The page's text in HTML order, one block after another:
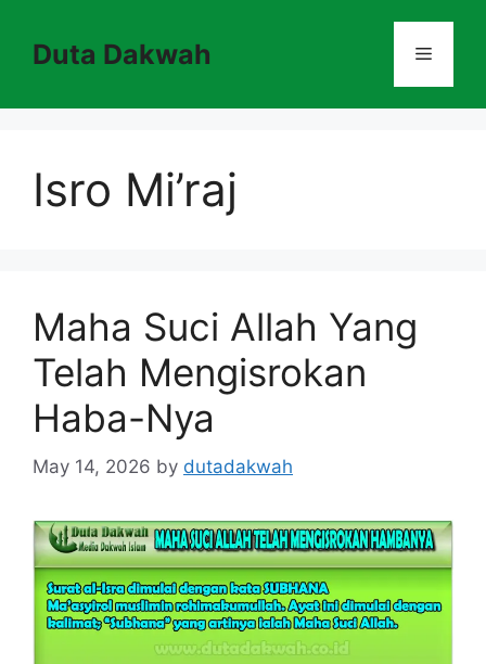
contentDuta Dakwah Menu
Isro Mi’raj
Maha Suci Allah Yang
Telah Mengisrokan
Haba-Nya
May 14, 2026 by dutadakwah